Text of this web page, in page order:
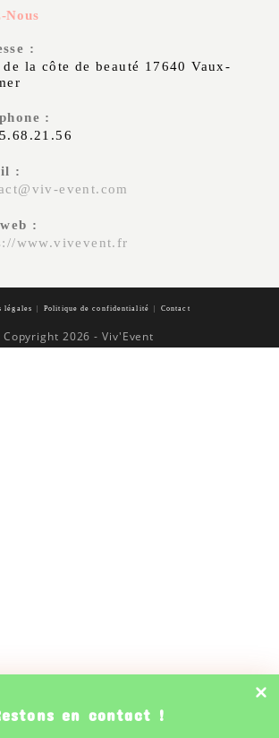
Nous
:
la côte de beauté 17640 Vaux-
:
:
event.com
:
www.vivevent.fr
légales Politique de confidentialité Contact
Copyright 2026 - Viv'Event
en contact !